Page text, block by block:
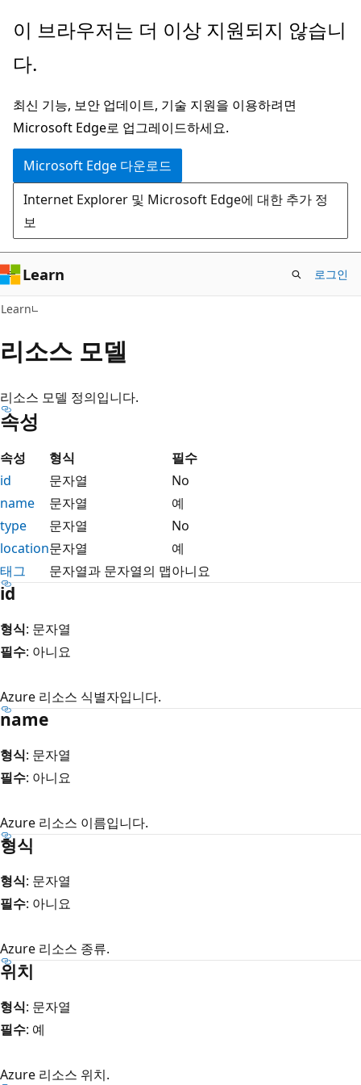
주
콘
츠
로
건
너
뛰
기
이 브라우저는 더 이상 지원되지 않습니
다.
최신 기능, 보안 업데이트, 기술 지원을 이용하려면
Microsoft Edge로 업그레이드하세요.
Microsoft Edge 다운로드
Internet Explorer 및 Microsoft Edge에 대한 추가 정
보
Learn 로그인
Learn
리소스 모델
리소스 모델 정의입니다.
속성
속성 형식
필수
id
문자열
No
name
문자열
예
type
문자열
No
location문자열
예
태그
문자열과 문자열의 맵아니요
id
형식: 문자열
필수: 아니요
Azure 리소스 식별자입니다.
name
형식: 문자열
필수: 아니요
Azure 리소스 이름입니다.
형식
형식: 문자열
필수: 아니요
Azure 리소스 종류.
위치
형식: 문자열
필수: 예
Azure 리소스 위치.